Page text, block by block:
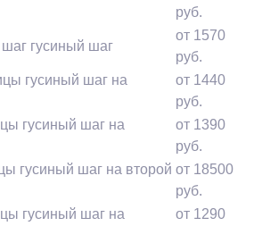
руб.
гусиный шаг
от 1570
руб.
гусиный шаг на
от 1440
руб.
гусиный шаг на
от 1390
руб.
гусиный шаг на второй от 18500
руб.
гусиный шаг на
от 1290